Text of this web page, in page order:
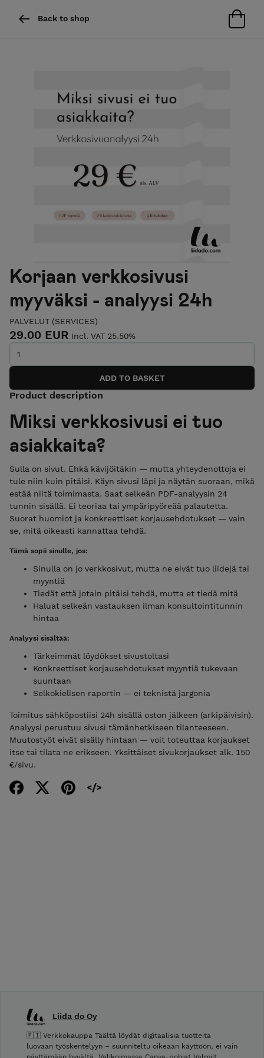
Back to shop
Korjaan verkkosivusi
myyväksi - analyysi 24h
PALVELUT (SERVICES)
29.00 EUR Incl. VAT 25.50%
Product description
Miksi verkkosivusi ei tuo
asiakkaita?
Sulla on sivut. Ehkä kävijöitäkin — mutta yhteydenottoja ei
tule niin kuin pitäisi. Käyn sivusi läpi ja näytän suoraan, mikä
estää niitä toimimasta. Saat selkeän PDF-analyysin 24
tunnin sisällä. Ei teoriaa tai ympäripyöreää palautetta.
Suorat huomiot ja konkreettiset korjausehdotukset — vain
se, mitä oikeasti kannattaa tehdä.
Tämä sopii sinulle, jos:
Sinulla on jo verkkosivut, mutta ne eivät tuo liidejä tai
myyntiä
Tiedät että jotain pitäisi tehdä, mutta et tiedä mitä
Haluat selkeän vastauksen ilman konsultointitunnin
hintaa
Analyysi sisältää:
Tärkeimmät löydökset sivustoltasi
Konkreettiset korjausehdotukset myyntiä tukevaan
suuntaan
Selkokielisen raportin — ei teknistä jargonia
Toimitus sähköpostiisi 24h sisällä oston jälkeen (arkipäivisin).
Analyysi perustuu sivusi tämänhetkiseen tilanteeseen.
Muutostyöt eivät sisälly hintaan — voit toteuttaa korjaukset
itse tai tilata ne erikseen. Yksittäiset sivukorjaukset alk. 150
€/sivu.
Liida do Oy
🇫🇮 Verkkokauppa Täältä löydät digitaalisia tuotteita
luovaan työskentelyyn – suunniteltu oikeaan käyttöön, ei vain